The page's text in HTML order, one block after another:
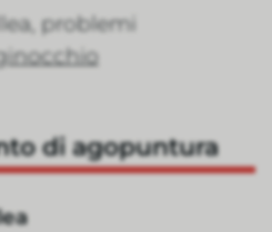
problemi
di agopuntura